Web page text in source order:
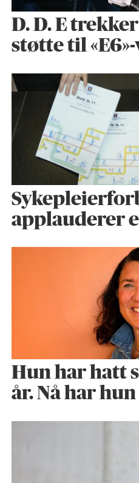
D. D. E
støtte til
applauderer
Hun har hatt
år. Nå har